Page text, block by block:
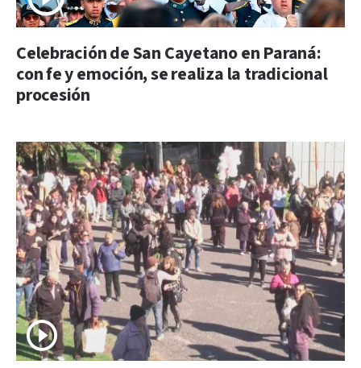
Celebración de San Cayetano en Paraná:
con fe y emoción, se realiza la tradicional
procesión